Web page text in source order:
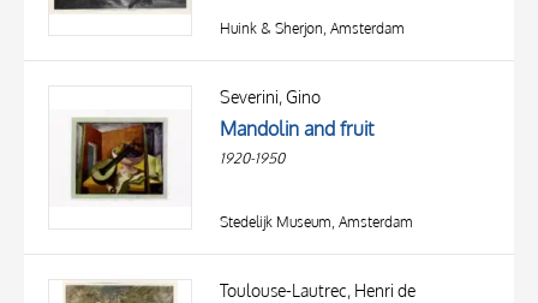
Huink & Sherjon, Amsterdam
Severini, Gino
Mandolin and fruit
1920-1950
Stedelijk Museum, Amsterdam
Toulouse-Lautrec, Henri de